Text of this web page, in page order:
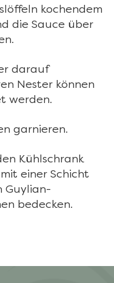
kochendem
die Sauce über
darauf
Nester können
werden.
garnieren.
Kühlschrank
einer Schicht
Guylian-
bedecken.